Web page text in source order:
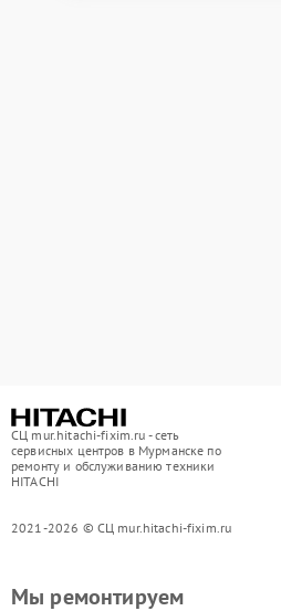
СЦ mur.hitachi-fixim.ru - сеть
сервисных центров в Мурманске по
ремонту и обслуживанию техники
HITACHI
2021-2026 © СЦ mur.hitachi-fixim.ru
Мы ремонтируем